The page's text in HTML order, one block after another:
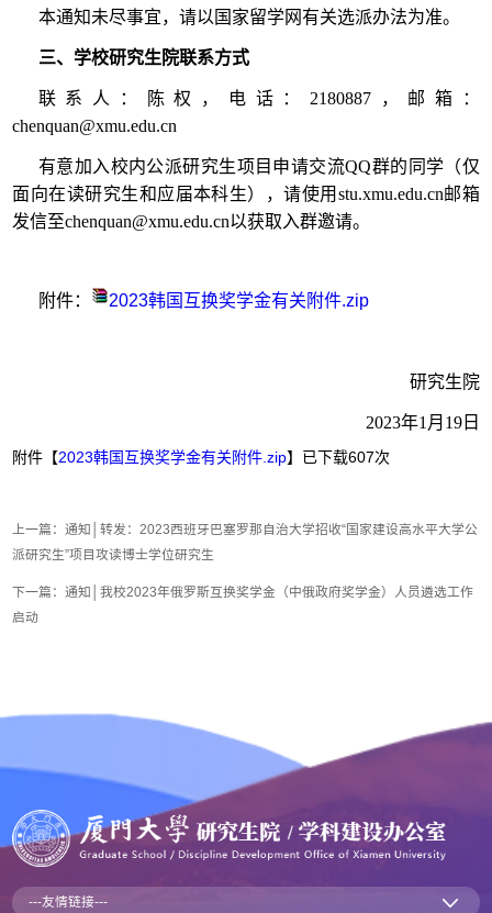
本通知未尽事宜，请以国家留学网有关选派办法为准。
三、学校研究生院联系方式
联系人：陈权，电话：2180887，邮箱：
chenquan@xmu.edu.cn
有意加入校内公派研究生项目申请交流QQ群的同学（仅
面向在读研究生和应届本科生），请使用stu.xmu.edu.cn邮箱
发信至chenquan@xmu.edu.cn以获取入群邀请。
附件： 2023韩国互换奖学金有关附件.zip
研究生院
2023年1月19日
附件【2023韩国互换奖学金有关附件.zip】已下载607次
上一篇：通知│转发：2023西班牙巴塞罗那自治大学招收“国家建设高水平大学公
派研究生”项目攻读博士学位研究生
下一篇：通知│我校2023年俄罗斯互换奖学金（中俄政府奖学金）人员遴选工作
启动
---友情链接---